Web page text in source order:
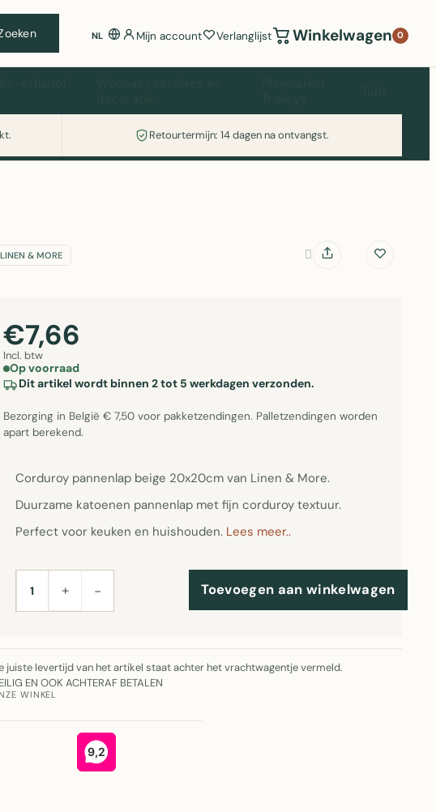
NL Mijn account Verlanglijst Winkelwagen 0
Retourtermijn: 14 dagen na ontvangst.
LINEN & MORE
€7,66
Incl. btw
Op voorraad
Dit artikel wordt binnen 2 tot 5 werkdagen verzonden.
Bezorging in België € 7,50 voor pakketzendingen. Palletzendingen worden
apart berekend.
Corduroy pannenlap beige 20x20cm van Linen & More.
Duurzame katoenen pannenlap met fijn corduroy textuur.
Perfect voor keuken en huishouden. Lees meer..
AANTAL+ − Toevoegen aan winkelwagen
juiste levertijd van het artikel staat achter het vrachtwagentje vermeld.
EN OOK ACHTERAF BETALEN
WINKEL